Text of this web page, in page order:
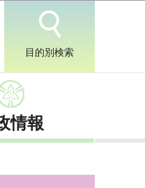
目的別検索
情報